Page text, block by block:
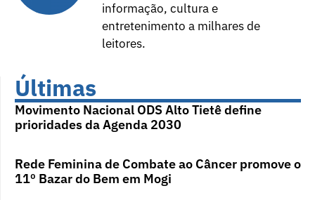
informação, cultura e
entretenimento a milhares de
leitores.
Últimas
Movimento Nacional ODS Alto Tietê define
prioridades da Agenda 2030
Rede Feminina de Combate ao Câncer promove o
11º Bazar do Bem em Mogi